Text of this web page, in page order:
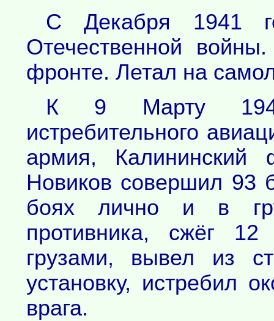
С Декабря 1941
Отечественной
фронте. Летал на
К 9 Марту
истребительного
армия,
Новиков совершил 93
боях лично и в
противника, сжёг
грузами, вывел из
установку, истребил
врага.